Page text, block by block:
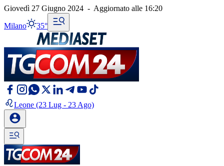
Giovedì 27 Giugno 2024 - Aggiornato alle 16:20
Milano 35°
Leone (23 Lug - 23 Ago)